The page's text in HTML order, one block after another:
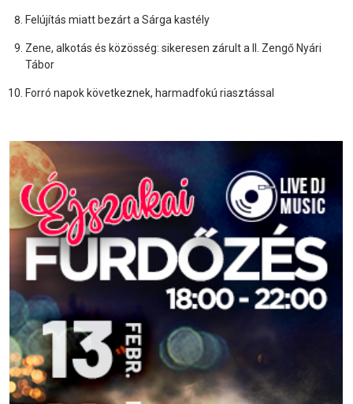
Felújítás miatt bezárt a Sárga kastély
Zene, alkotás és közösség: sikeresen zárult a II. Zengő Nyári
Tábor
Forró napok következnek, harmadfokú riasztással